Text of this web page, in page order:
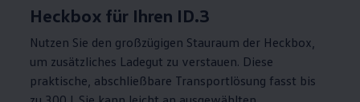
Heckbox für Ihren ID.3
Nutzen Sie den großzügigen Stauraum der Heckbox,
um zusätzliches Ladegut zu verstauen. Diese
praktische, abschließbare Transportlösung fasst bis